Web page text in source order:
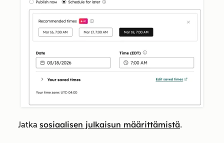
Jatka sosiaalisen julkaisun määrittämistä.